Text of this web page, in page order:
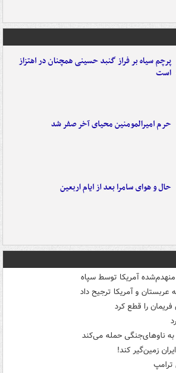
پرچم سیاه بر فراز گنبد حسینی همچنان در اهتزاز
است
حرم امیرالمومنین محیای آخر صفر شد
حال و هوای سامرا بعد از ایام اربعین
منهدم‌شده آمریکا توسط سپاه
عربستان و آمریکا ترجیح داد
را قطع کرد
زمین‌گیر کند!
ترامپ